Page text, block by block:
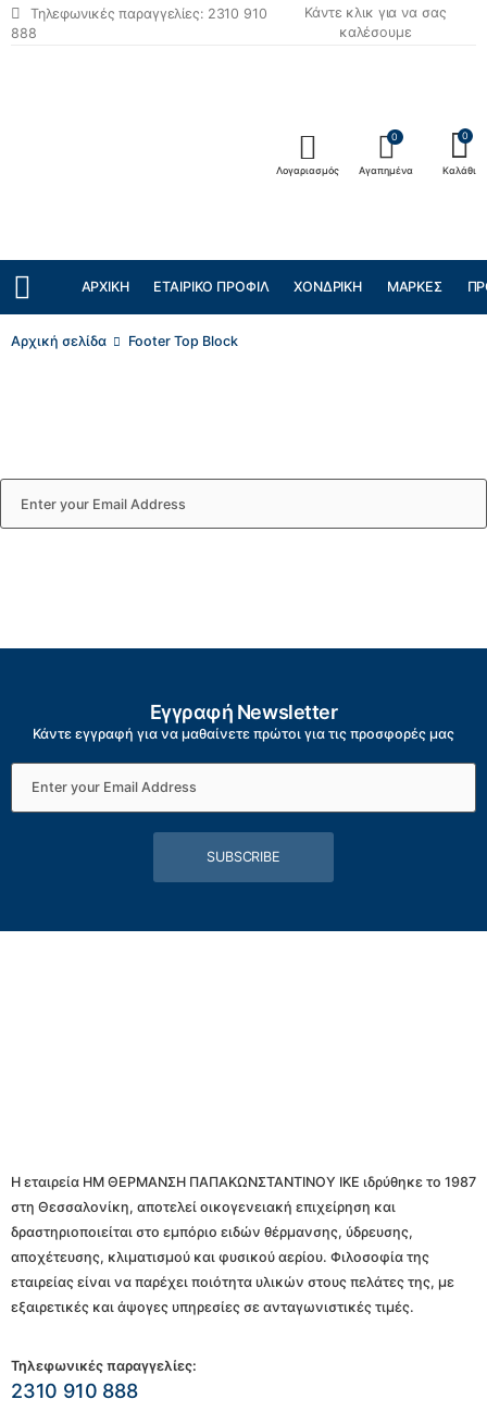
Τηλεφωνικές παραγγελίες: 2310 910
888
Κάντε κλικ για να σας
καλέσουμε
Λογαριασμός
0
Αγαπημένα
0
Καλάθι
ΑΡΧΙΚΉ ΕΤΑΙΡΙΚΌ ΠΡΟΦΊΛ ΧΟΝΔΡΙΚΉ ΜΆΡΚΕΣ
Αρχική σελίδα Footer Top Block
Εγγραφή Newsletter
Κάντε εγγραφή για να μαθαίνετε πρώτοι για τις προσφορές μας
SUBSCRIBE
Η εταιρεία ΗΜ ΘΕΡΜΑΝΣΗ ΠΑΠΑΚΩΝΣΤΑΝΤΙΝΟΥ ΙΚΕ ιδρύθηκε το 1987
στη Θεσσαλονίκη, αποτελεί οικογενειακή επιχείρηση και
δραστηριοποιείται στο εμπόριο ειδών θέρμανσης, ύδρευσης,
αποχέτευσης, κλιματισμού και φυσικού αερίου. Φιλοσοφία της
εταιρείας είναι να παρέχει ποιότητα υλικών στους πελάτες της, με
εξαιρετικές και άψογες υπηρεσίες σε ανταγωνιστικές τιμές.
Τηλεφωνικές παραγγελίες:
2310 910 888